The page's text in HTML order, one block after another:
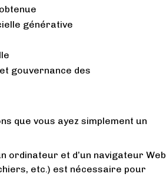
générative
gouvernance des
que vous ayez simplement un
ordinateur et d’un navigateur Web
etc.) est nécessaire pour